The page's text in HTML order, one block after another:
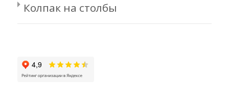
Колпак на столбы